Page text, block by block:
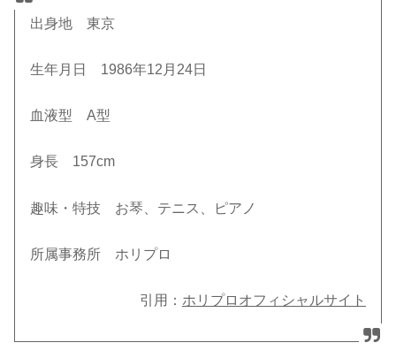
出身地 東京
生年月日 1986年12月24日
血液型 A型
身長 157cm
趣味・特技 お琴、テニス、ピアノ
所属事務所 ホリプロ
引用： ホリプロオフィシャルサイト